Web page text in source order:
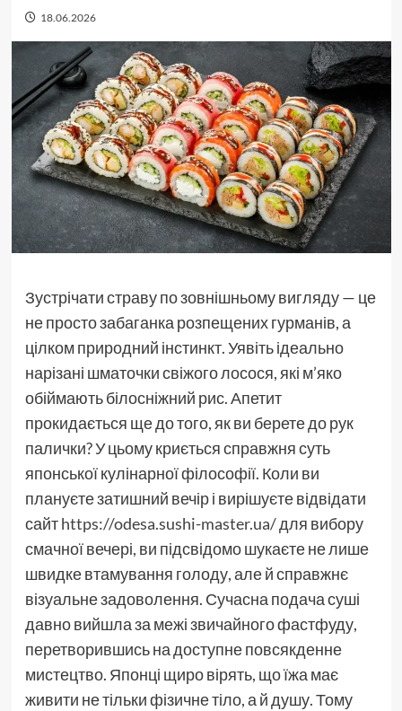
18.06.2026
Зустрічати страву по зовнішньому вигляду — це
не просто забаганка розпещених гурманів, а
цілком природний інстинкт. Уявіть ідеально
нарізані шматочки свіжого лосося, які м’яко
обіймають білосніжний рис. Апетит
прокидається ще до того, як ви берете до рук
палички? У цьому криється справжня суть
японської кулінарної філософії. Коли ви
плануєте затишний вечір і вирішуєте відвідати
сайтhttps://odesa.sushi-master.ua/для вибору
смачної вечері, ви підсвідомо шукаєте не лише
швидке втамування голоду, але й справжнє
візуальне задоволення. Сучасна подача суші
давно вийшла за межі звичайного фастфуду,
перетворившись на доступне повсякденне
мистецтво. Японці щиро вірять, що їжа має
живити не тільки фізичне тіло, а й душу. Тому